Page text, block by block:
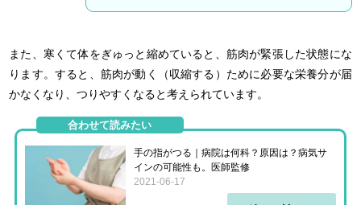
また、寒くて体をぎゅっと縮めていると、筋肉が緊張した状態にな
ります。すると、筋肉が動く（収縮する）ために必要な栄養分が届
かなくなり、つりやすくなると考えられています。
合わせて読みたい
手の指がつる｜病院は何科？原因は？病気サ
インの可能性も。医師監修
2021-06-17